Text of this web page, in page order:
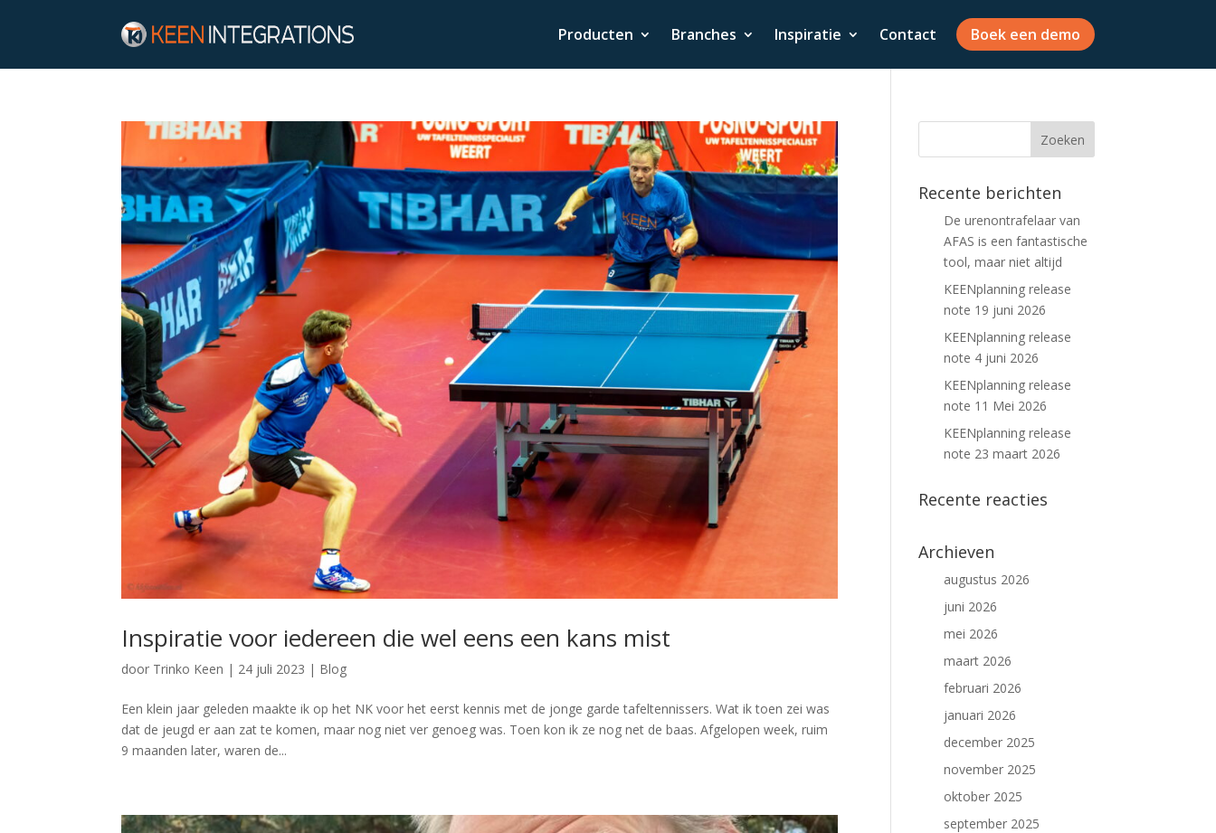
Producten Branches Inspiratie Contact Boek een demo
Inspiratie voor iedereen die wel eens een kans mist
door Trinko Keen | 24 juli 2023 | Blog
Een klein jaar geleden maakte ik op het NK voor het eerst kennis met de jonge garde tafeltennissers. Wat ik toen zei was
dat de jeugd er aan zat te komen, maar nog niet ver genoeg was. Toen kon ik ze nog net de baas. Afgelopen week, ruim
9 maanden later, waren de...
Recente berichten
De urenontrafelaar van
AFAS is een fantastische
tool, maar niet altijd
KEENplanning release
note 19 juni 2026
KEENplanning release
note 4 juni 2026
KEENplanning release
note 11 Mei 2026
KEENplanning release
note 23 maart 2026
Recente reacties
Archieven
augustus 2026
juni 2026
mei 2026
maart 2026
februari 2026
januari 2026
december 2025
november 2025
oktober 2025
september 2025